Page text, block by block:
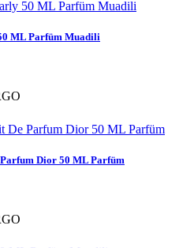
ML Parfüm Muadili
Dior 50 ML Parfüm